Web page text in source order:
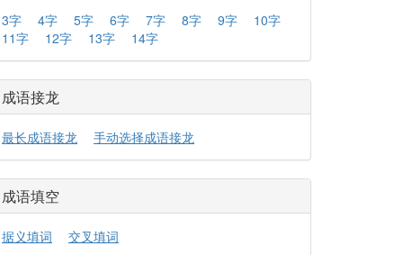
3字 4字 5字 6字 7字 8字 9字
10字
11字
12字 13字 14字
成语接龙
最长成语接龙 手动选择成语接龙
成语填空
据义填词 交叉填词